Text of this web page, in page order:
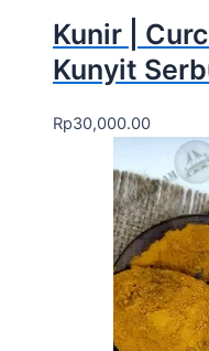
Kunir |
Kunyit
Rp30,000.00